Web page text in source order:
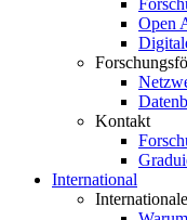
Open
Kontakt
International